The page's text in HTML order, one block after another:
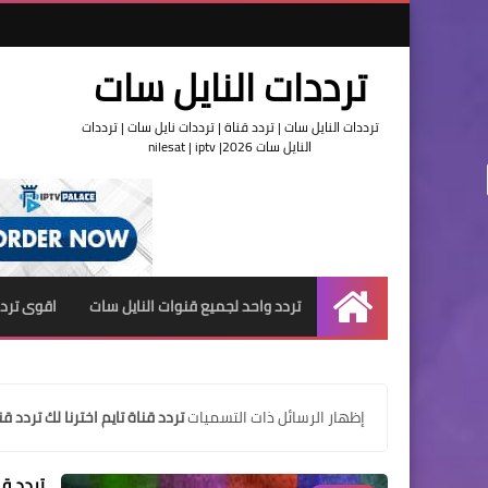
ترددات النايل سات
ترددات النايل سات | تردد قناة | ترددات نايل سات | ترددات
النايل سات 2026| nilesat | iptv
الرئيسية
تردد واحد لجميع قنوات النايل سات اقوى
‏إظهار الرسائل ذات التسمياتتردد قناة تايم اخترنا لك تردد